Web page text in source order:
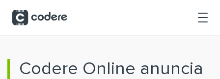
Codere Online anuncia